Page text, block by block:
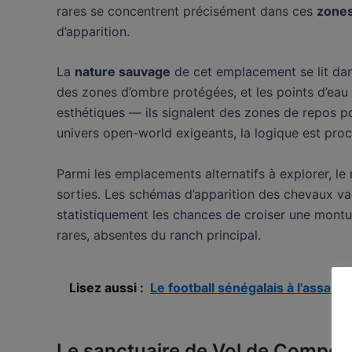
rares se concentrent précisément dans ces
d’apparition.
La nature sauvage de cet emplacement se lit
des zones d’ombre protégées, et les points
esthétiques — ils signalent des zones de repos
univers open-world exigeants, la logique est
Parmi les emplacements alternatifs à explorer,
sorties. Les schémas d’apparition des chevaux
statistiquement les chances de croiser une
rares, absentes du ranch principal.
Lisez aussi : Le football sénégalais à l'assaut